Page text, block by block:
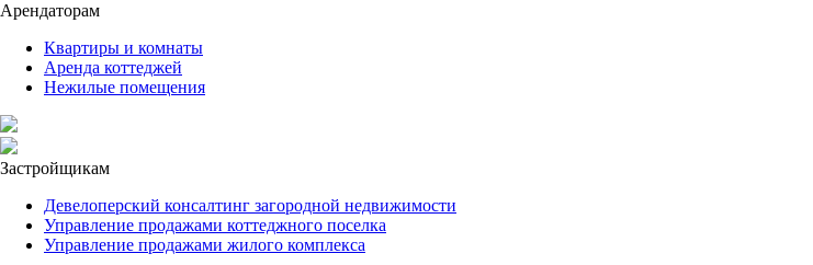
Арендаторам
Квартиры и комнаты
Аренда коттеджей
Нежилые помещения
Застройщикам
Девелоперский консалтинг загородной недвижимости
Управление продажами коттеджного поселка
Управление продажами жилого комплекса